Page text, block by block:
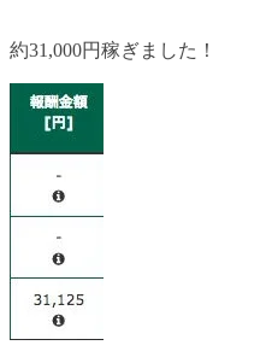
約31,000円稼ぎました！